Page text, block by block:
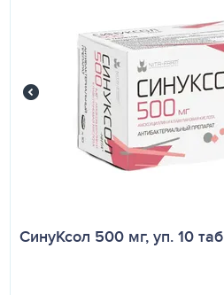
СинуКсол 500 мг, уп. 10 таб